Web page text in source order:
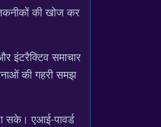
की खोज कर
इंटरैक्टिव समाचार
की गहरी समझ
सके। एआई-पावर्ड